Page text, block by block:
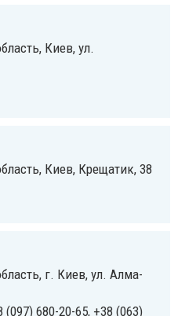
Киев, ул.
Киев, Крещатик, 38
г. Киев, ул. Алма-
(097) 680-20-65, +38 (063)